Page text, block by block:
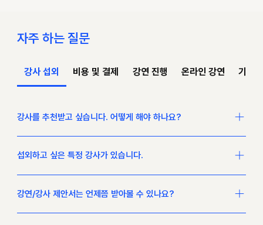
자주 하는 질문
강사 섭외 비용 및 결제 강연 진행 온라인 강연 기타
강사를 추천받고 싶습니다. 어떻게 해야 하나요?
려주시면, 추천 강사를 선정하여 강연 제안서를 보내드립니다. 강연
섭외하고 싶은 특정 강사가 있습니다.
보를 안내해 드립니다. 다만, 외부 강연 이력이 없는 인물의 경우 정
강연/강사 제안서는 언제쯤 받아볼 수 있나요?